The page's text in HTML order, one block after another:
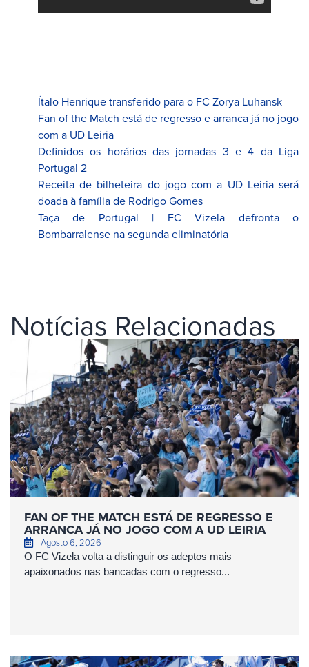
Ítalo Henrique transferido para o FC Zorya Luhansk
Fan of the Match está de regresso e arranca já no jogo
com a UD Leiria
Definidos os horários das jornadas 3 e 4 da Liga
Portugal 2
Receita de bilheteira do jogo com a UD Leiria será
doada à família de Rodrigo Gomes
Taça de Portugal | FC Vizela defronta o
Bombarralense na segunda eliminatória
Notícias Relacionadas
FAN OF THE MATCH ESTÁ DE REGRESSO E
ARRANCA JÁ NO JOGO COM A UD LEIRIA
Agosto 6, 2026
O FC Vizela volta a distinguir os adeptos mais
apaixonados nas bancadas com o regresso...